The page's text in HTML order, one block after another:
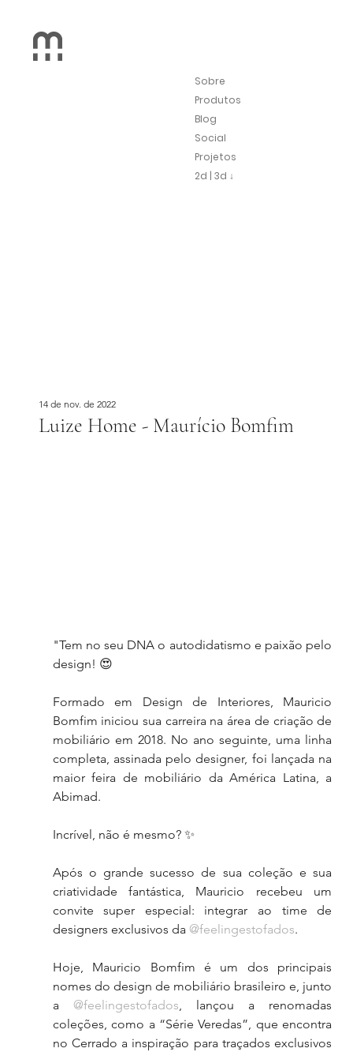
Sobre
Produtos
Blog
Social
Projetos
2d | 3d ↓
Luize Home - Maurício Bomfim
14 de nov. de 2022
"Tem no seu DNA o autodidatismo e paixão pelo
design! 😍
Formado em Design de Interiores, Mauricio
Bomfim iniciou sua carreira na área de criação de
mobiliário em 2018. No ano seguinte, uma linha
completa, assinada pelo designer, foi lançada na
maior feira de mobiliário da América Latina, a
Abimad.
Incrível, não é mesmo? ✨
Após o grande sucesso de sua coleção e sua
criatividade fantástica, Mauricio recebeu um
convite super especial: integrar ao time de
designers exclusivos da @feelingestofados.
Hoje, Mauricio Bomfim é um dos principais
nomes do design de mobiliário brasileiro e, junto
a @feelingestofados, lançou a renomadas
coleções, como a “Série Veredas”, que encontra
no Cerrado a inspiração para traçados exclusivos